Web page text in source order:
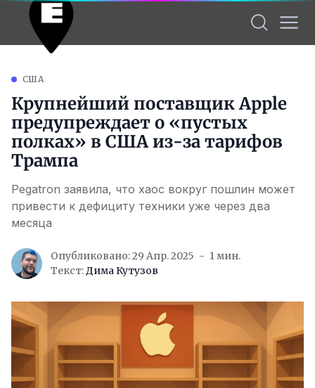
США
Крупнейший поставщик Apple
предупреждает о «пустых
полках» в США из-за тарифов
Трампа
Pegatron заявила, что хаос вокруг пошлин может
привести к дефициту техники уже через два
месяца
Опубликовано: 29 Апр. 2025
1 мин.
Текст:Дима Кутузов